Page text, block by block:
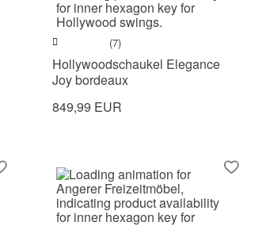
(7)
Hollywoodschaukel Elegance
Joy bordeaux
849,99 EUR